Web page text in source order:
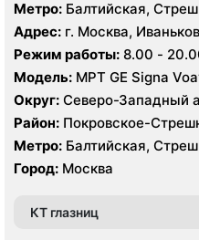
Метро: Балтийская,
Адрес: г. Москва,
Режим работы: 8.00 -
Модель: МРТ GE Signa
T, КТ GE LightSpeed 64
УЗИ GE Logiq E9
Округ: Северо-Западный
Район: Покровское-
Метро: Балтийская,
Город: Москва
КТ глазниц